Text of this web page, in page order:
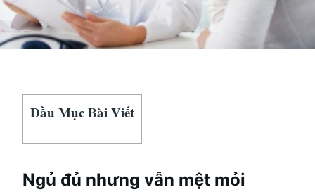
Đầu Mục Bài Viết
Ngủ đủ nhưng vẫn mệt mỏi